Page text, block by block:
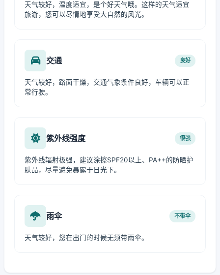
天气较好，温度适宜，是个好天气哦。这样的天气适宜
旅游，您可以尽情地享受大自然的风光。
交通 良好
天气较好，路面干燥，交通气象条件良好，车辆可以正
常行驶。
紫外线强度 很强
紫外线辐射极强，建议涂擦SPF20以上、PA++的防晒护
肤品，尽量避免暴露于日光下。
雨伞 不带伞
天气较好，您在出门的时候无须带雨伞。